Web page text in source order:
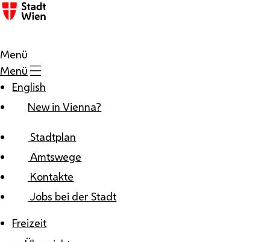
Zum Inhalt
Menü
Menü
English
New in Vienna?
Stadtplan
Amtswege
Kontakte
Jobs bei der Stadt
Freizeit